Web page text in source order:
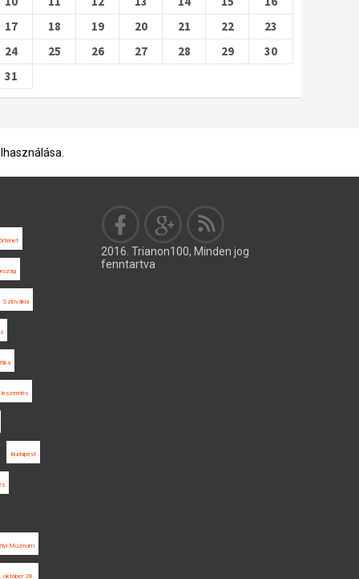
17
18 19 20 21 22
23
24
25 26 27 28 29
30
31
Szlovákia
leszerelés
Budapest
Múzeum
október 28.
2016. Trianon100, Minden jog
fenntartva